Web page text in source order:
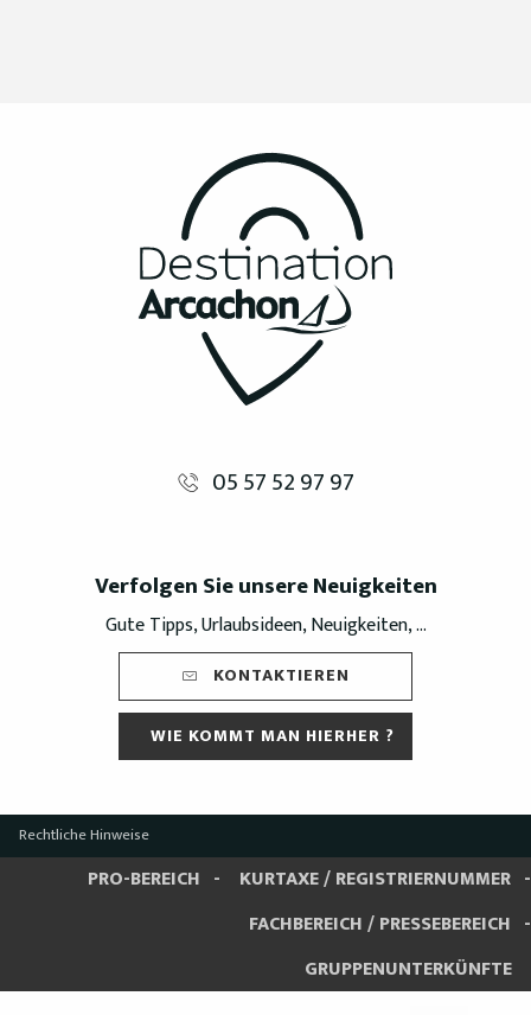
05 57 52 97 97
Verfolgen Sie unsere Neuigkeiten
Gute Tipps, Urlaubsideen, Neuigkeiten, ...
KONTAKTIEREN
WIE KOMMT MAN HIERHER ?
Rechtliche Hinweise
PRO-BEREICH
KURTAXE / REGISTRIERNUMMER
FACHBEREICH / PRESSEBEREICH
GRUPPENUNTERKÜNFTE